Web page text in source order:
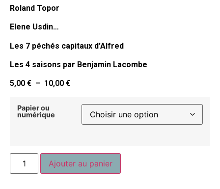
Roland Topor
Elene Usdin…
Les 7 péchés capitaux d’Alfred
Les 4 saisons par Benjamin Lacombe
5,00 € – 10,00 €
Papier ou
numérique
Ajouter au panier